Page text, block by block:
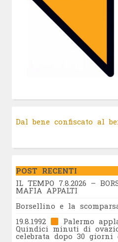
Dal bene confiscato al
POST RECENTI
IL TEMPO 7.8.2026 –
MAFIA APPALTI
Borsellino e la scomparsa
19.8.1992
Palermo
Quindici minuti di
celebrata dopo 30 giorni